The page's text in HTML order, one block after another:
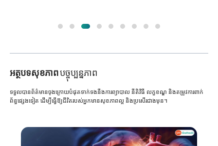
អត្ថបទសុខភាពបច្ចុប្បន្នភាព
ទទួលបានព័ត៌មានចុងក្រោយបំផុតទាក់ទងនឹងការព្យាបាល នីតិវិធី លក្ខខណ្ឌ និងតម្រូវការពាក់
ព័ន្ធផ្សេងទៀត ដើម្បីធ្វើឱ្យជីវិតរបស់អ្នកមានសុខភាពល្អ និងប្រសើរជាងមុន។